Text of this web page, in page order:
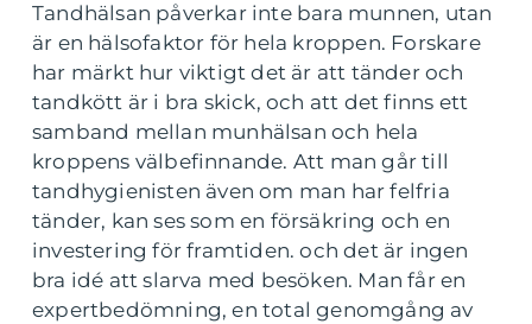
Tandhälsan påverkar inte bara munnen, utan
är en hälsofaktor för hela kroppen. Forskare
har märkt hur viktigt det är att tänder och
tandkött är i bra skick, och att det finns ett
samband mellan munhälsan och hela
kroppens välbefinnande. Att man går till
tandhygienisten även om man har felfria
tänder, kan ses som en försäkring och en
investering för framtiden. och det är ingen
bra idé att slarva med besöken. Man får en
expertbedömning, en total genomgång av